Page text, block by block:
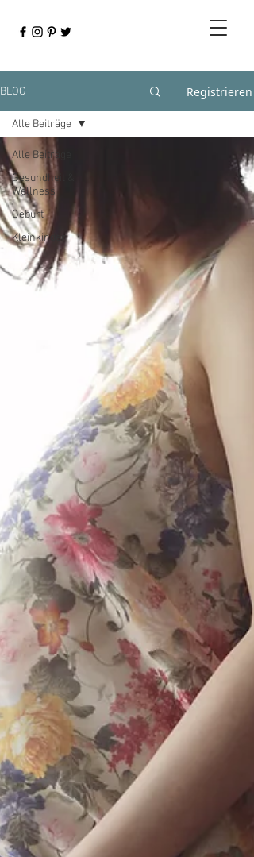
BLOG Registrieren
Alle Beiträge
Gesundheit &
Wellness
Geburt
Kleinkinder
Alle Beiträge